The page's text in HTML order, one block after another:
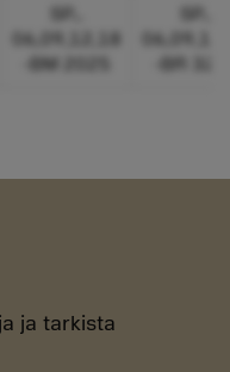
SP…
06,09,12,18
-BM 2025
SP…
-BR
ja tarkista